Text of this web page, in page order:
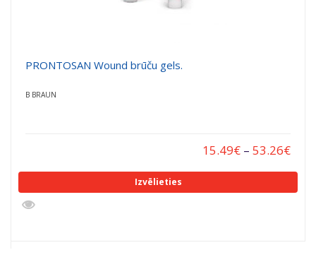
PRONTOSAN Wound brūču gels.
B BRAUN
15.49€ – 53.26€
Izvēlieties